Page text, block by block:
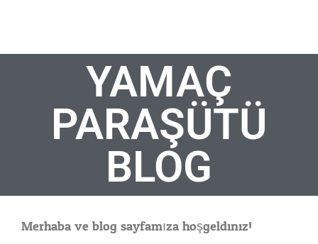
YAMAÇ
PARAŞÜTÜ
BLOG
Merhaba ve blog sayfamıza hoşgeldiniz!